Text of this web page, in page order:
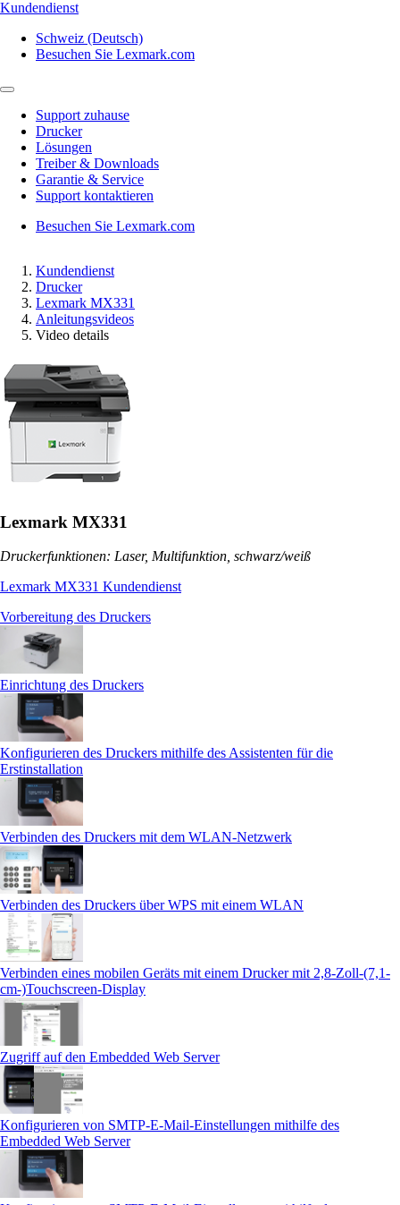
Kundendienst
Schweiz (Deutsch)
Besuchen Sie Lexmark.com
Support zuhause
Drucker
Lösungen
Treiber & Downloads
Garantie & Service
Support kontaktieren
Besuchen Sie Lexmark.com
Kundendienst
Drucker
Lexmark MX331
Anleitungsvideos
Video details
Lexmark MX331
Druckerfunktionen: Laser, Multifunktion, schwarz/weiß
Lexmark MX331 Kundendienst
Vorbereitung des Druckers
Einrichtung des Druckers
Konfigurieren des Druckers mithilfe des Assistenten für die
Erstinstallation
Verbinden des Druckers mit dem WLAN-Netzwerk
Verbinden des Druckers über WPS mit einem WLAN
Verbinden eines mobilen Geräts mit einem Drucker mit 2,8-Zoll-(7,1-
cm-)Touchscreen‑Display
Zugriff auf den Embedded Web Server
Konfigurieren von SMTP-E-Mail-Einstellungen mithilfe des
Embedded Web Server